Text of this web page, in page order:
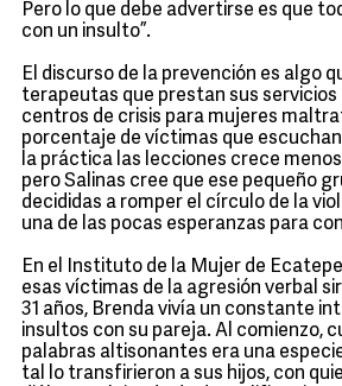
Pero lo que debe advertirse es que
con un insulto”.
El discurso de la prevención es algo
terapeutas que prestan sus servicios
centros de crisis para mujeres
porcentaje de víctimas que
la práctica las lecciones crece
pero Salinas cree que ese pequeño
decididas a romper el círculo de la
una de las pocas esperanzas para
En el Instituto de la Mujer de
esas víctimas de la agresión verbal
31 años, Brenda vivía un constante
insultos con su pareja. Al comienzo,
palabras altisonantes era una
tal lo transfirieron a sus hijos, con